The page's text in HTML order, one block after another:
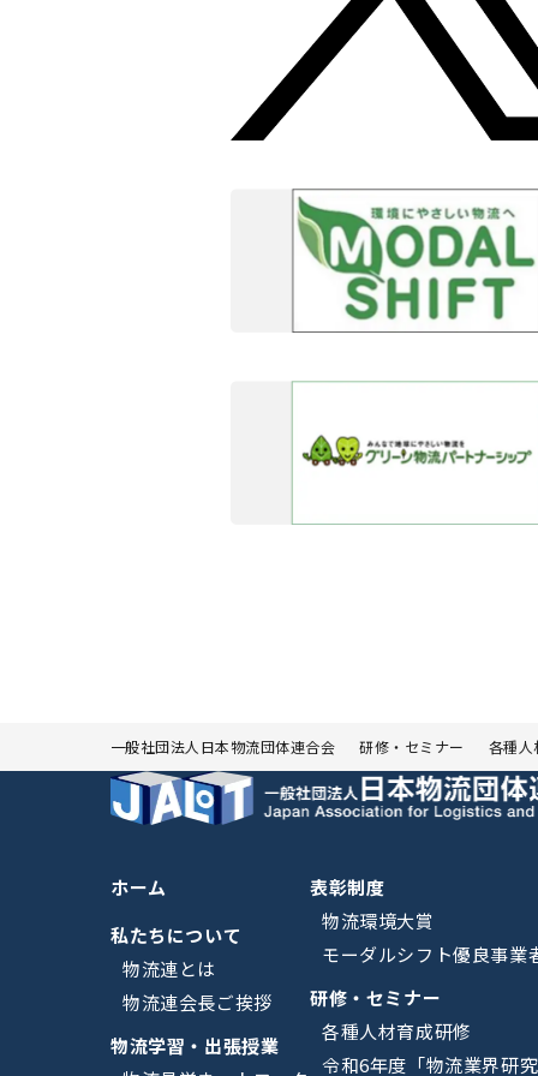
一般社団法人日本物流団体連合会 研修・セミナー 各種人
ホーム
私たちについて
物流連とは
物流連会長ご挨拶
物流学習・出張授業
表彰制度
物流環境大賞
モーダルシフト優良事業
研修・セミナー
各種人材育成研修
令和6年度「物流業界研